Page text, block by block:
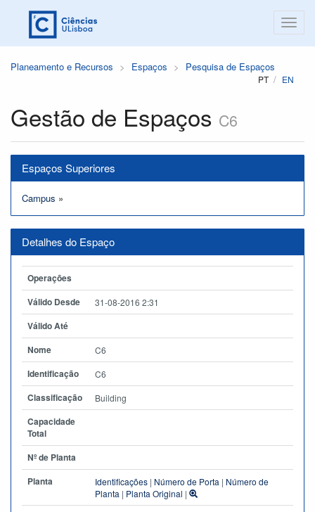
Planeamento e Recursos Espaços Pesquisa de Espaços
PT EN
Gestão de Espaços C6
Espaços Superiores
Campus »
Detalhes do Espaço
Operações
Válido Desde
31-08-2016 2:31
Válido Até
Nome
C6
Identificação C6
Classificação Building
Capacidade
Total
Nº de Planta
Planta
Identificações | Número de Porta | Número de
Planta | Planta Original |